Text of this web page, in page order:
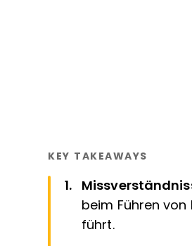
KEY TAKEAWAYS
beim Führen
führt.